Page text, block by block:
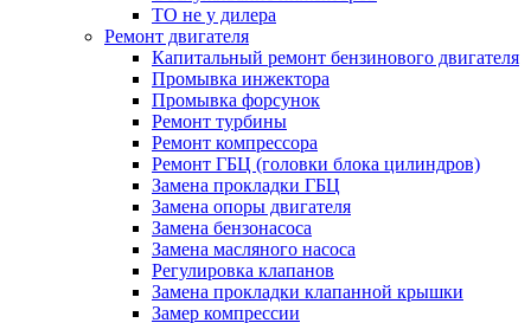
ТО не у дилера
Ремонт двигателя
Капитальный ремонт бензинового двигателя
Промывка инжектора
Промывка форсунок
Ремонт турбины
Ремонт компрессора
Ремонт ГБЦ (головки блока цилиндров)
Замена прокладки ГБЦ
Замена опоры двигателя
Замена бензонасоса
Замена масляного насоса
Регулировка клапанов
Замена прокладки клапанной крышки
Замер компрессии